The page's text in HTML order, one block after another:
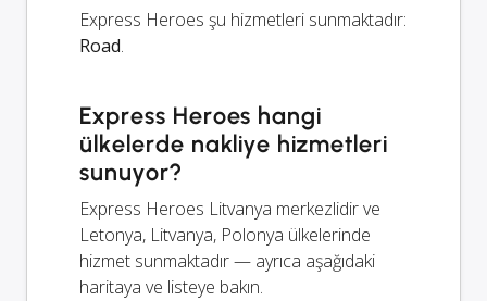
Express Heroes şu hizmetleri sunmaktadır:
Road.
Express Heroes hangi
ülkelerde nakliye hizmetleri
sunuyor?
Express Heroes Litvanya merkezlidir ve
Letonya, Litvanya, Polonya ülkelerinde
hizmet sunmaktadır — ayrıca aşağıdaki
haritaya ve listeye bakın.